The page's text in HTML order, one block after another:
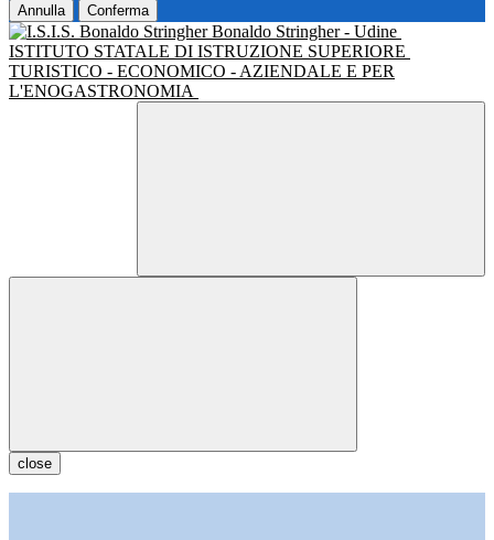
Annulla Conferma
Bonaldo Stringher - Udine
ISTITUTO STATALE DI ISTRUZIONE SUPERIORE
TURISTICO - ECONOMICO - AZIENDALE E PER
L'ENOGASTRONOMIA
close